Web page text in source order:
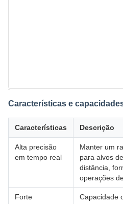
Características e
Características Descrição
Alta precisão
em tempo real
Manter um
para alvos
distância,
operações
Forte
Capacidade